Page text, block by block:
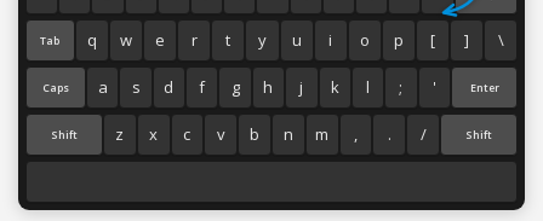
Tab q w e r t y u i o p [ ] \
Caps a s d f g h j k l ; ' Enter
Shift z x c v b n m , . / Shift